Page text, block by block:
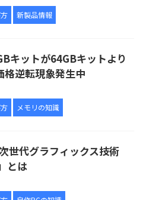
新製品情報
キットが64GBキットより
逆転現象発生中
メモリの知識
世代グラフィックス技術
とは